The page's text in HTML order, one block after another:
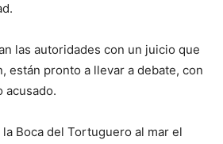
las autoridades con un juicio que
están pronto a llevar a debate, con
acusado.
Boca del Tortuguero al mar el